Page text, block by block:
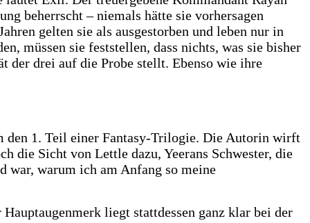
beherrscht – niemals hätte sie vorhersagen
gelten sie als ausgestorben und leben nur in
müssen sie feststellen, dass nichts, was sie bisher
der drei auf die Probe stellt. Ebenso wie ihre
den 1. Teil einer Fantasy-Trilogie. Die Autorin wirft
die Sicht von Lettle dazu, Yeerans Schwester, die
war, warum ich am Anfang so meine
liegt stattdessen ganz klar bei der